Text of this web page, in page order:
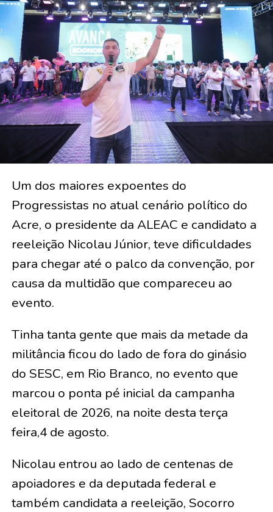
Um dos maiores expoentes do
Progressistas no atual cenário político do
Acre, o presidente da ALEAC e candidato a
reeleição Nicolau Júnior, teve dificuldades
para chegar até o palco da convenção, por
causa da multidão que compareceu ao
evento.
Tinha tanta gente que mais da metade da
militância ficou do lado de fora do ginásio
do SESC, em Rio Branco, no evento que
marcou o ponta pé inicial da campanha
eleitoral de 2026, na noite desta terça
feira,4 de agosto.
Nicolau entrou ao lado de centenas de
apoiadores e da deputada federal e
também candidata a reeleição, Socorro